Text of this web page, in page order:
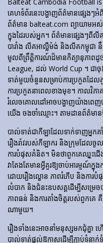
គេហទំព័រ​នេះ​បង្ហាញ​ព័ត៌មាន​ផ្សេងៗ​
ព័ត៌មាន balteat.com ព្យាយាមអ
ក្នុងដៃរបស់អ្នក។ ព័ត៌មានផ្សេងៗ
បារាំង លីគអាល្លឺម៉ង់ និងលីគកម្ពុជា នឹ
មូលពីព្រឹត្តិការណ៍ដ៏មានកិត្យានុភាព
League, ដល់ World Cup ។ ជា
ទាត់មួយចំនួនសម្រាប់ការប្រកួតដែល
ការប្រកួតនាពេលខាងមុខ។ កាលវិភ
រំលេចគោលដៅអាចបង្ហាញយ៉ាងពេញ
យើង ចងចាំឈ្មោះ។ តាមដានព័ត៌មានថ្
បាល់ទាត់​ជា​កីឡា​ដែល​ទាក់​ទាញ​អ្នក​គ
រឿងរ៉ាវ​របស់​កីឡាករ និង​ក្រុម​ដែល​ចូ
ការ​បំផុស​គំនិត។ មិនថាពួកគេឈ្នះជ
វាតែងតែមានអ្វីគួរឱ្យចាប់អារម្មណ៍
ដោយ​រឿង​ល្ខោន ភាព​រំភើប និង​ការ​
លំបាក និងជំនះឧបសគ្គដើម្បីសម្រេចបា
ភាពធន់ និងការតាំងចិត្តរបស់ពួកគ
ណាមួយ។
រឿងទាំងនេះអាចនាំមនុស្សមកជុំគ្នា
បាល់ទាត់ផ្តល់ឱកាសដើម្បីភ្ជាប់ទំនាក់